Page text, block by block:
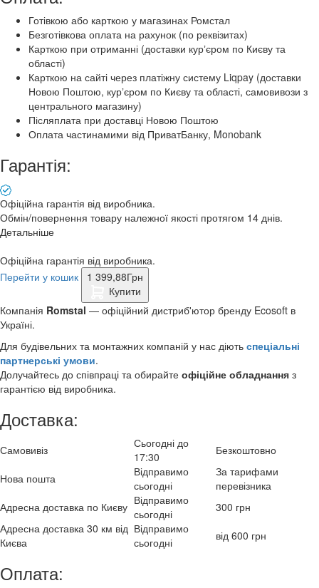
Готівкою або карткою у магазинах Ромстал
Безготівкова оплата на рахунок (по реквізитах)
Карткою при отриманні (доставки курʼєром по Києву та
області)
Карткою на сайті через платіжну систему Liqpay (доставки
Новою Поштою, курʼєром по Києву та області, самовивози з
центрального магазину)
Післяплата при доставці Новою Поштою
Оплата частинамими від ПриватБанку, Monobank
Гарантія:
Офіційна гарантія від виробника.
Обмін/повернення товару належної якості протягом 14 днів.
Детальніше
Офіційна гарантія від виробника.
Перейти у кошик
1 399,88Грн
Купити
Компанія Romstal — офіційний дистриб'ютор бренду Ecosoft в
Україні.
Для будівельних та монтажних компаній у нас діють спеціальні
партнерські умови.
Долучайтесь до співпраці та обирайте офіційне обладнання з
гарантією від виробника.
Доставка:
Самовивіз
Сьогодні до
17:30
Безкоштовно
Нова пошта
Відправимо
сьогодні
За тарифами
перевізника
Адресна доставка по Києву Відправимо
сьогодні
300 грн
Адресна доставка 30 км від
Києва
Відправимо
сьогодні
від 600 грн
Оплата: